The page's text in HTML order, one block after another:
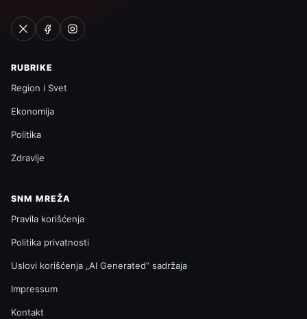
RUBRIKE
Region i Svet
Ekonomija
Politika
Zdravlje
SNM MREŽA
Pravila korišćenja
Politika privatnosti
Uslovi korišćenja „AI Generated“ sadržaja
Impressum
Kontakt